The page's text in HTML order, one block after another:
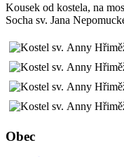
Kousek od kostela, na
Socha sv. Jana
Obec